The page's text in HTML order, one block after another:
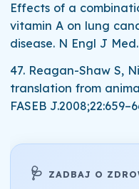
Effects of a
vitamin A on lung
disease. N Engl J Med.
47. Reagan-Shaw S,
translation from
FASEB J.2008;22
🩺 ZADBAJ O